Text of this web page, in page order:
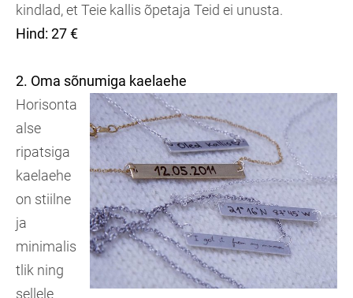
kindlad, et Teie kallis õpetaja Teid ei unusta.
Hind: 27 €
2. Oma sõnumiga kaelaehe
Horisonta
alse
ripatsiga
kaelaehe
on stiilne
ja
minimalis
tlik ning
sellele